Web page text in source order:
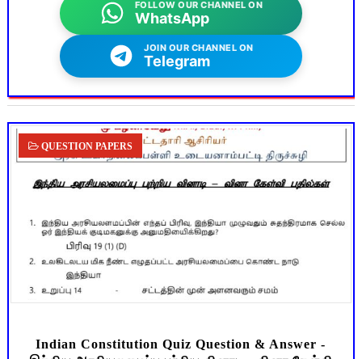
FOLLOW OUR CHANNEL ON
WhatsApp
JOIN OUR CHANNEL ON
Telegram
QUESTION PAPERS
Indian Constitution Quiz Question & Answer -